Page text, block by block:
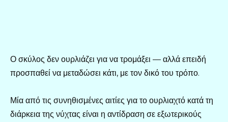
Ο σκύλος δεν ουρλιάζει για να τρομάξει — αλλά επειδή
προσπαθεί να μεταδώσει κάτι, με τον δικό του τρόπο.
Μία από τις συνηθισμένες αιτίες για το ουρλιαχτό κατά τη
διάρκεια της νύχτας είναι η αντίδραση σε εξωτερικούς